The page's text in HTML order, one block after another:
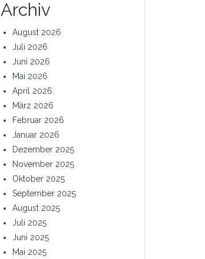
Archiv
August 2026
Juli 2026
Juni 2026
Mai 2026
April 2026
März 2026
Februar 2026
Januar 2026
Dezember 2025
November 2025
Oktober 2025
September 2025
August 2025
Juli 2025
Juni 2025
Mai 2025